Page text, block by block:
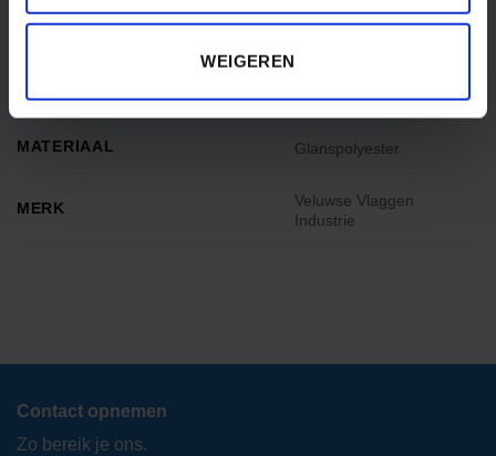
WEIGEREN
IN DE DOOS 1 wimpel
MATERIAAL Glanspolyester
MERK
Veluwse Vlaggen
Industrie
Contact opnemen
Zo bereik je ons.